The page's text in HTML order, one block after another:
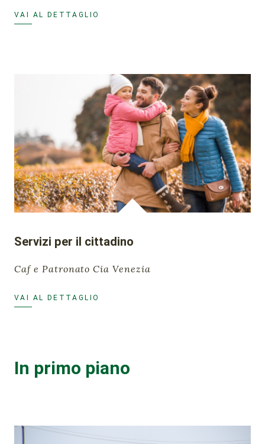
VAI AL DETTAGLIO
Servizi per il cittadino
Caf e Patronato Cia Venezia
VAI AL DETTAGLIO
In primo piano